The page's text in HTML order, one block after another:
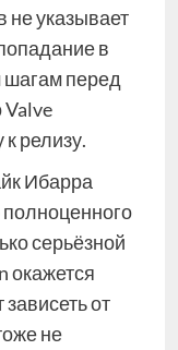
не указывает
в
шагам перед
Valve
релизу.
Ибарра
серьёзной
окажется
от
не